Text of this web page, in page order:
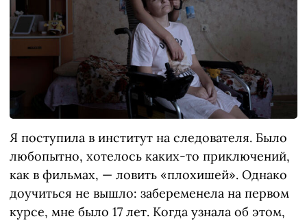
Я поступила в институт на следователя. Было
любопытно, хотелось каких-то приключений,
как в фильмах, — ловить «плохишей». Однако
доучиться не вышло: забеременела на первом
курсе, мне было 17 лет. Когда узнала об этом,